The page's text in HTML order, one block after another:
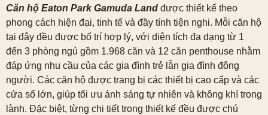
Căn hộ Eaton Park Gamuda Land được thiết kế theo
phong cách hiện đại, tinh tế và đầy tính tiện nghi. Mỗi căn hộ
tại đây đều được bố trí hợp lý, với diện tích đa dạng từ 1
đến 3 phòng ngủ gồm 1.968 căn và 12 căn penthouse nhằm
đáp ứng nhu cầu của các gia đình trẻ lẫn gia đình đông
người. Các căn hộ được trang bị các thiết bị cao cấp và các
cửa sổ lớn, giúp tối ưu ánh sáng tự nhiên và không khí trong
lành. Đặc biệt, từng chi tiết trong thiết kế đều được chú